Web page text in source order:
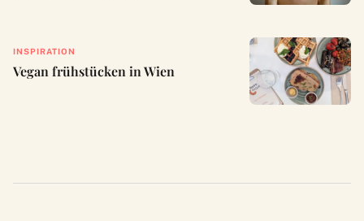
INSPIRATION
Vegan frühstücken in Wien